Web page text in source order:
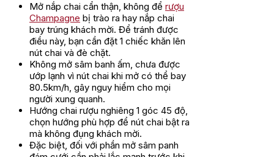
Mở nắp chai cẩn thận, không để rượu
Champagne bị trào ra hay nắp chai
bay trúng khách mời. Để tránh được
điều này, bạn cần đặt 1 chiếc khăn lên
nút chai và đè chặt.
Không mở sâm banh ấm, chưa được
ướp lạnh vì nút chai khi mở có thể bay
80.5km/h, gây nguy hiểm cho mọi
người xung quanh.
Hướng chai rượu nghiêng 1 góc 45 độ,
chọn hướng phù hợp để nút chai bật ra
mà không đụng khách mời.
Đặc biệt, đối với phần mở sâm panh